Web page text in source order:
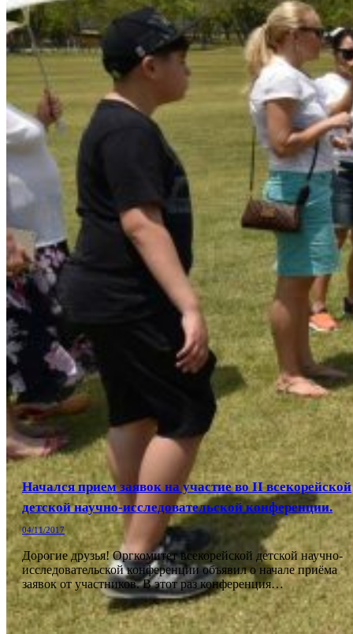
Начался прием заявок на участие во II всекорейской
детской научно-исследовательской конференции.
04/11/2017
Дорогие друзья! Оргкомитет всекорейской детской научно-
исследовательской конференции объявил о начале приёма
заявок от участников. В этот раз конференция…